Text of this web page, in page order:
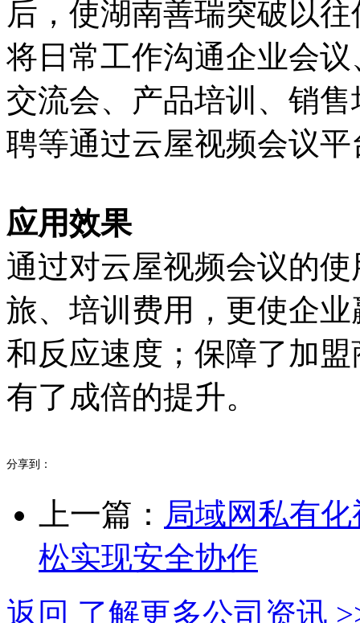
后，使湖南善瑞突破以
将日常工作沟通企业会
交流会、产品培训、销
聘等通过云屋视频会议
应用效果
通过对云屋视频会议的
旅、培训费用，更使企
和反应速度；保障了加
有了成倍的提升。
分享到：
上一篇： 局域网私有
松实现安全协作
返回 了解更多公司资讯